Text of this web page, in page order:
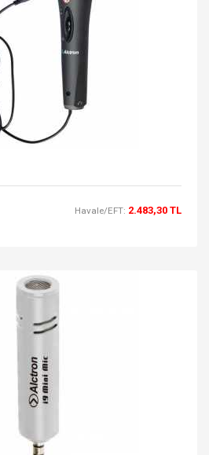
Havale/EFT: 2.483,30 TL